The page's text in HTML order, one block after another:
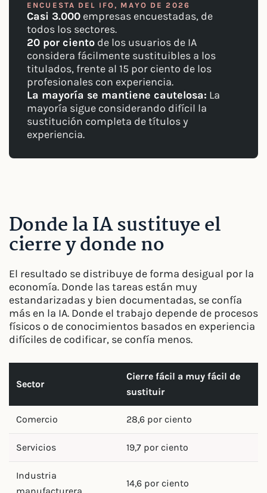
ENCUESTA DEL IFO, MAYO DE 2026
Casi 3.000 empresas encuestadas, de
todos los sectores.
20 por ciento de los usuarios de IA
considera fácilmente sustituibles a los
titulados, frente al 15 por ciento de los
profesionales con experiencia.
La mayoría se mantiene cautelosa: La
mayoría sigue considerando difícil la
sustitución completa de títulos y
experiencia.
Donde la IA sustituye el
cierre y donde no
El resultado se distribuye de forma desigual por la
economía. Donde las tareas están muy
estandarizadas y bien documentadas, se confía
más en la IA. Donde el trabajo depende de procesos
físicos o de conocimientos basados en experiencia
difíciles de codificar, se confía menos.
Sector
Cierre fácil a muy fácil de
sustituir
Comercio 28,6 por ciento
Servicios 19,7 por ciento
Industria
14,6 por ciento